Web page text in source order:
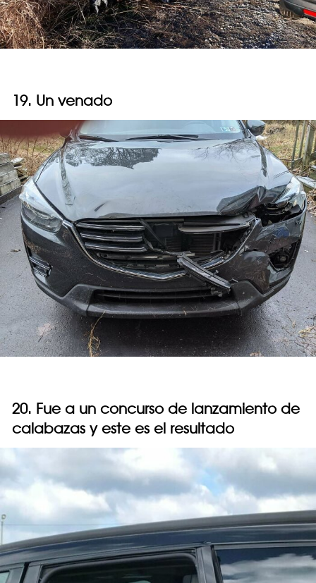
19. Un venado
20. Fue a un concurso de lanzamiento de
calabazas y este es el resultado